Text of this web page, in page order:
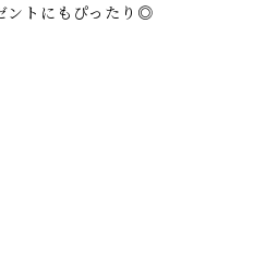
ントにもぴったり◎